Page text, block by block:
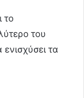
το
του
τα